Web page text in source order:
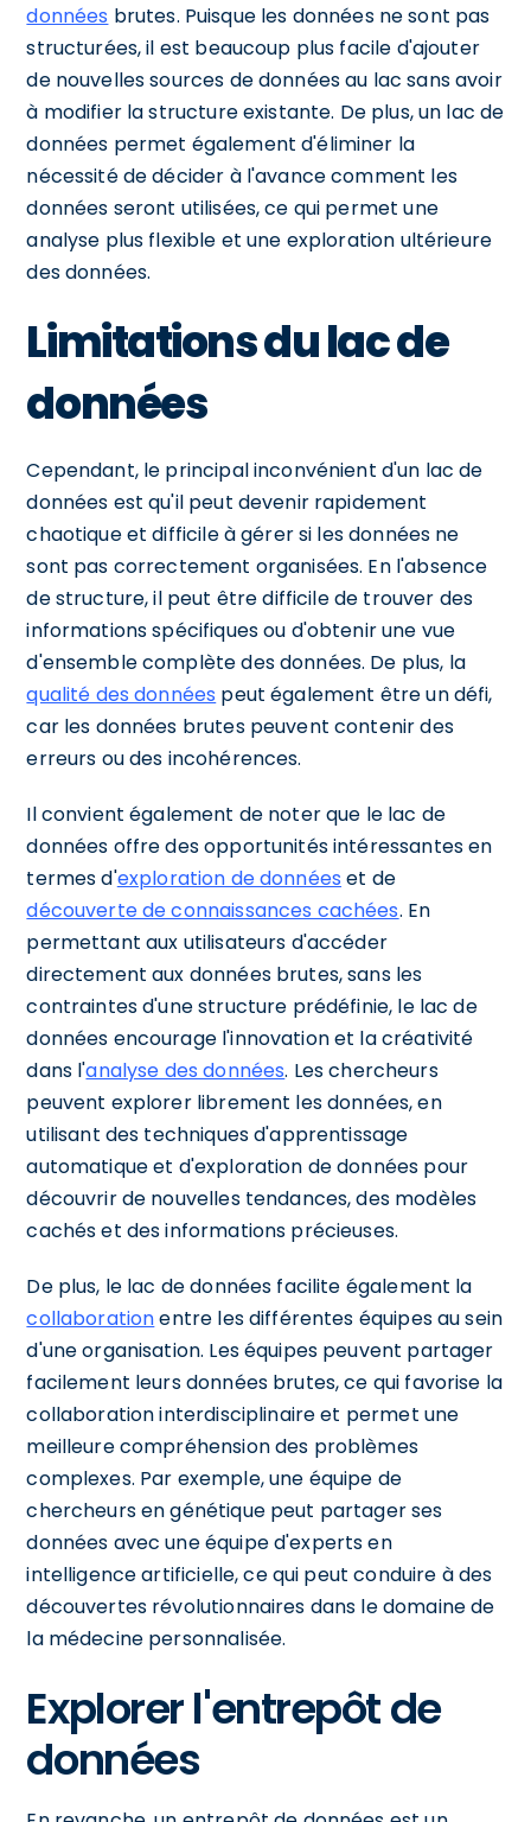
données brutes. Puisque les données ne sont pas
structurées, il est beaucoup plus facile d'ajouter
de nouvelles sources de données au lac sans avoir
à modifier la structure existante. De plus, un lac de
données permet également d'éliminer la
nécessité de décider à l'avance comment les
données seront utilisées, ce qui permet une
analyse plus flexible et une exploration ultérieure
des données.
Limitations du lac de
données
Cependant, le principal inconvénient d'un lac de
données est qu'il peut devenir rapidement
chaotique et difficile à gérer si les données ne
sont pas correctement organisées. En l'absence
de structure, il peut être difficile de trouver des
informations spécifiques ou d'obtenir une vue
d'ensemble complète des données. De plus, la
qualité des données peut également être un défi,
car les données brutes peuvent contenir des
erreurs ou des incohérences.
Il convient également de noter que le lac de
données offre des opportunités intéressantes en
termes d'exploration de données et de
découverte de connaissances cachées. En
permettant aux utilisateurs d'accéder
directement aux données brutes, sans les
contraintes d'une structure prédéfinie, le lac de
données encourage l'innovation et la créativité
dans l'analyse des données. Les chercheurs
peuvent explorer librement les données, en
utilisant des techniques d'apprentissage
automatique et d'exploration de données pour
découvrir de nouvelles tendances, des modèles
cachés et des informations précieuses.
De plus, le lac de données facilite également la
collaborationentre les différentes équipes au sein
d'une organisation. Les équipes peuvent partager
facilement leurs données brutes, ce qui favorise la
collaboration interdisciplinaire et permet une
meilleure compréhension des problèmes
complexes. Par exemple, une équipe de
chercheurs en génétique peut partager ses
données avec une équipe d'experts en
intelligence artificielle, ce qui peut conduire à des
découvertes révolutionnaires dans le domaine de
la médecine personnalisée.
Explorer l'entrepôt de
données